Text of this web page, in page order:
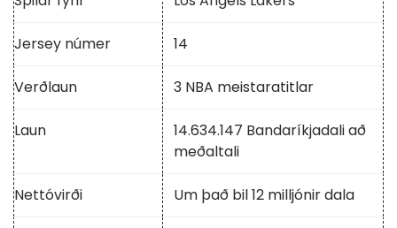
Jersey númer 14
Verðlaun 3 NBA meistaratitlar
Laun
14.634.147 Bandaríkjadali að
meðaltali
Nettóvirði Um það bil 12 milljónir dala